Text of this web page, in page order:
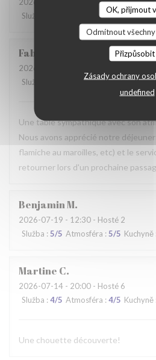
OK, přijmout
Odmítnout
Přizpůsobit
Zásady ochrany
undefined
Služba
Atmosféra:3/5 Kuchyně
Fabrice
2026-07-19
Služba
Atmosféra:5/5 Kuchyně
Une table sympathique avec son
Nous avons apprécié notre déjeuner
flamiche au maroilles, etc) et le
retourner lors d'un prochaine
BenjaminM
2026-07-19 - 12:30 - Hosté 2
Služba : 5/5 Atmosféra : 5/5 Kuchyně
Martine C
2026-07-14 - 20:00 - Hosté 6
Služba : 4/5 Atmosféra : 4/5 Kuchyně
Une chouette découverte!